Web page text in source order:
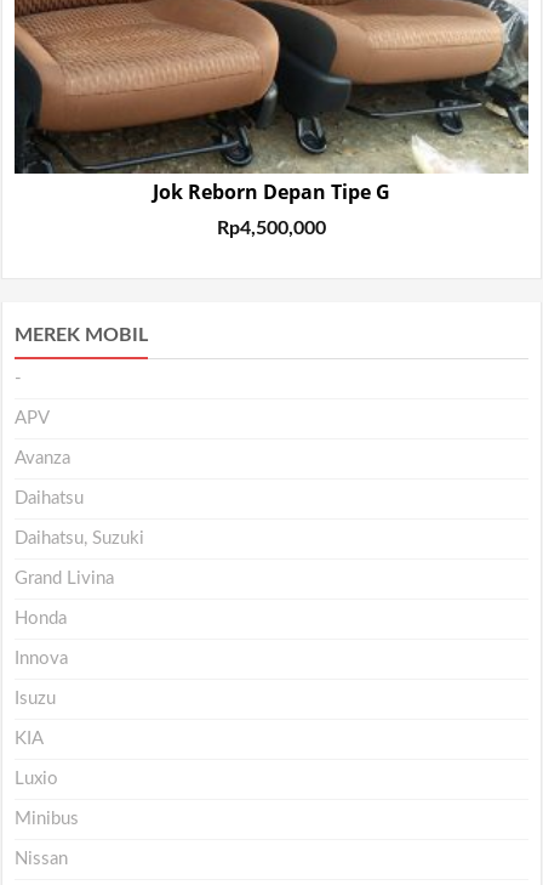
Jok Reborn Depan Tipe G
Rp4,500,000
MEREK MOBIL
-
APV
Avanza
Daihatsu
Daihatsu, Suzuki
Grand Livina
Honda
Innova
Isuzu
KIA
Luxio
Minibus
Nissan